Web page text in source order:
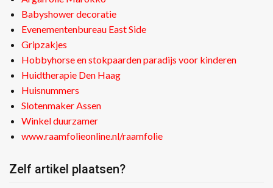
Babyshower decoratie
Evenementenbureau East Side
Gripzakjes
Hobbyhorse en stokpaarden paradijs voor kinderen
Huidtherapie Den Haag
Huisnummers
Slotenmaker Assen
Winkel duurzamer
www.raamfolieonline.nl/raamfolie
Zelf artikel plaatsen?